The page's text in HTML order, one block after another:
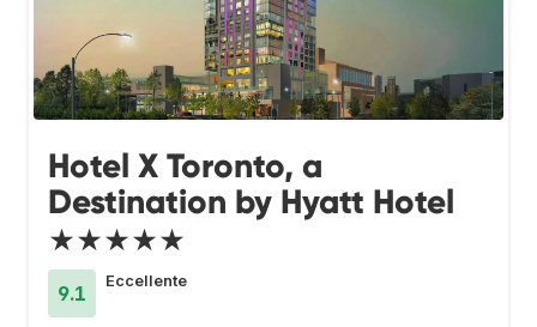
Hotel X Toronto, a
Destination by Hyatt Hotel
★★★★★
9.1
Eccellente